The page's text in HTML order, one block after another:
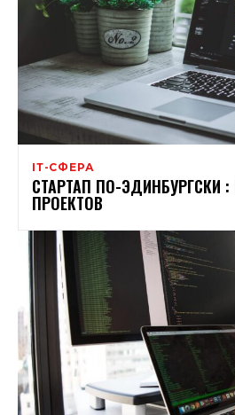
ІТ-СФЕРА
СТАРТАП ПО-ЭДИНБУРГСКИ :
ПРОЕКТОВ